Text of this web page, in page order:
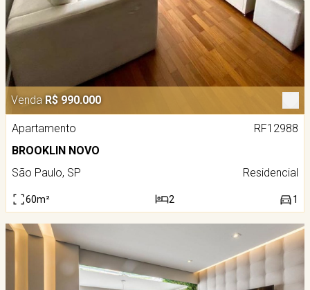
Venda R$ 990.000
Apartamento
RF12988
BROOKLIN NOVO
São Paulo, SP
Residencial
60m² 2 1